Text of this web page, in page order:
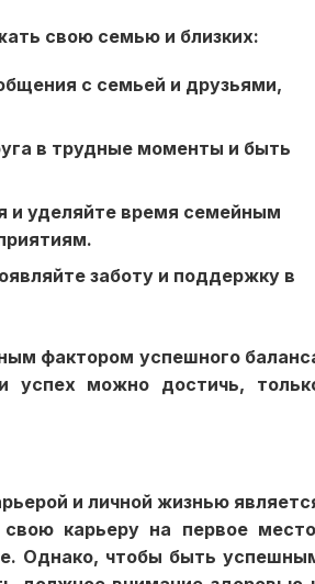
свою семью и близких:
с семьей и друзьями,
в трудные моменты и быть
и уделяйте время семейным
заботу и поддержку в
фактором успешного
успех можно достичь,
и личной жизнью
карьеру на первое
Однако, чтобы быть